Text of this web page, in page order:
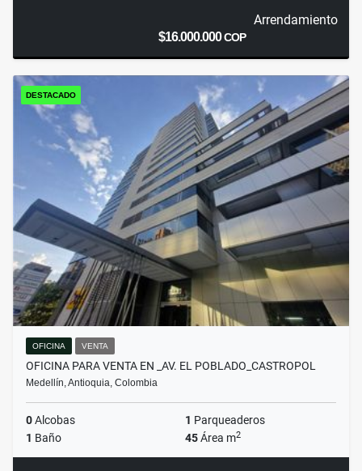
Arrendamiento
$16.000.000COP
DESTACADO
OFICINA VENTA
OFICINA PARA VENTA EN _AV. EL POBLADO_CASTROPOL
Medellín, Antioquia, Colombia
0Alcobas 1 Parqueaderos
1 Baño 45Área m2